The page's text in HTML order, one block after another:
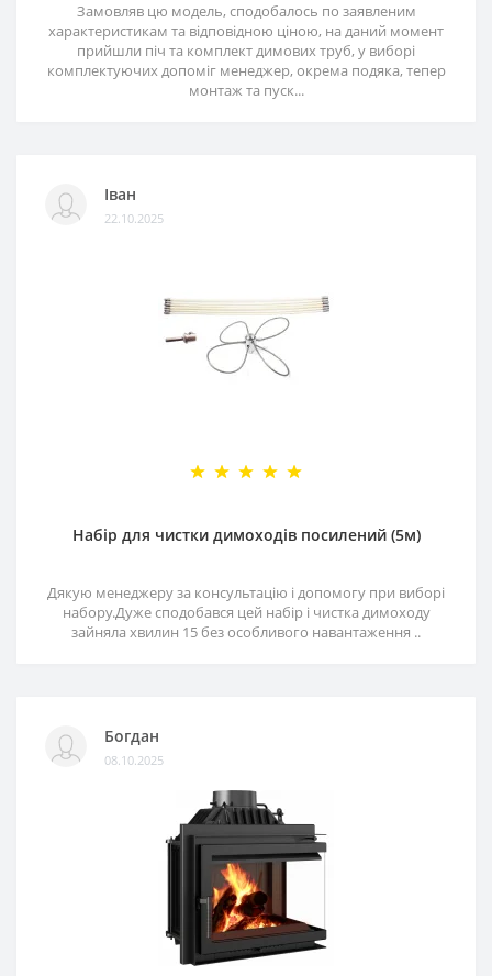
Замовляв цю модель, сподобалось по заявленим
характеристикам та відповідною ціною, на даний момент
прийшли піч та комплект димових труб, у виборі
комплектуючих допоміг менеджер, окрема подяка, тепер
монтаж та пуск...
Іван
22.10.2025
Набір для чистки димоходів посилений (5м)
Дякую менеджеру за консультацію і допомогу при виборі
набору.Дуже сподобався цей набір і чистка димоходу
зайняла хвилин 15 без особливого навантаження ..
Богдан
08.10.2025